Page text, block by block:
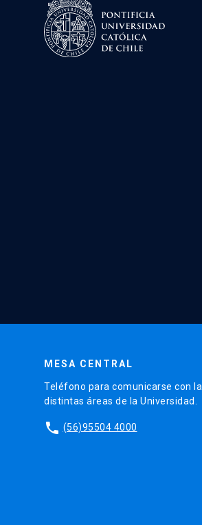
MESA CENTRAL
Teléfono para comunicarse con
distintas áreas de la Universidad.
phone (56)95504 4000